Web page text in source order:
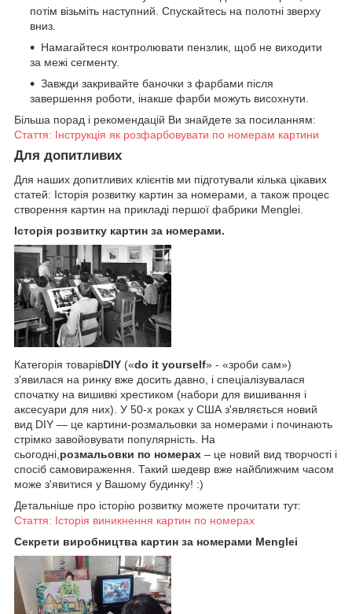
потім візьміть наступний. Спускайтесь на полотні зверху
вниз.
Намагайтеся контролювати пензлик, щоб не виходити
за межі сегменту.
Завжди закривайте баночки з фарбами після
завершення роботи, інакше фарби можуть висохнути.
Більша порад і рекомендацій Ви знайдете за посиланням:
Стаття: Інструкція як розфарбовувати по номерам картини
Для допитливих
Для наших допитливих клієнтів ми підготували кілька цікавих
статей: Історія розвитку картин за номерами, а також процес
створення картин на прикладі першої фабрики Menglei.
Історія розвитку картин за номерами.
Категорія товарівDIY («do it yourself» - «зроби сам»)
з'явилася на ринку вже досить давно, і спеціалізувалася
спочатку на вишивкі хрестиком (набори для вишивання і
аксесуари для них). У 50-х роках у США з'являється новий
вид DIY — це картини-розмальовки за номерами і починають
стрімко завойовувати популярність. На
сьогодні,розмальовки по номерах – це новий вид творчості і
спосіб самовираження. Такий шедевр вже найближчим часом
може з'явитися у Вашому будинку! :)
Детальніше про історію розвитку можете прочитати тут:
Стаття: Історія виникнення картин по номерах
Секрети виробництва картин за номерами Menglei